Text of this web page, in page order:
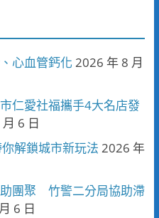
心血管鈣化 2026 年 8 月
仁愛社福攜手4大名店發
6 日
解鎖城市新玩法 2026 年
團聚 竹警二分局協助滯
6 日